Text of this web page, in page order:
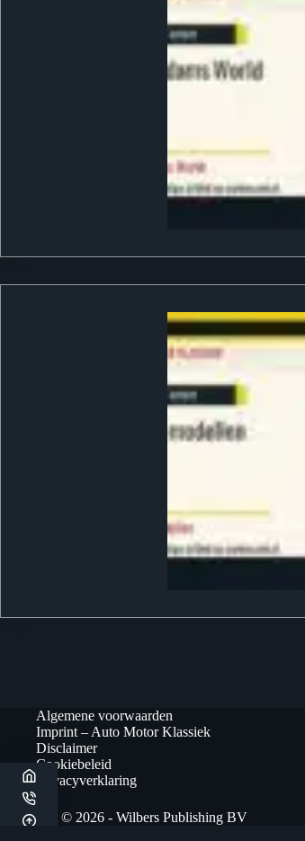
Algemene voorwaarden
Imprint – Auto Motor Klassiek
Disclaimer
Cookiebeleid
Privacyverklaring
Copyright © 2026 - Wilbers Publishing BV